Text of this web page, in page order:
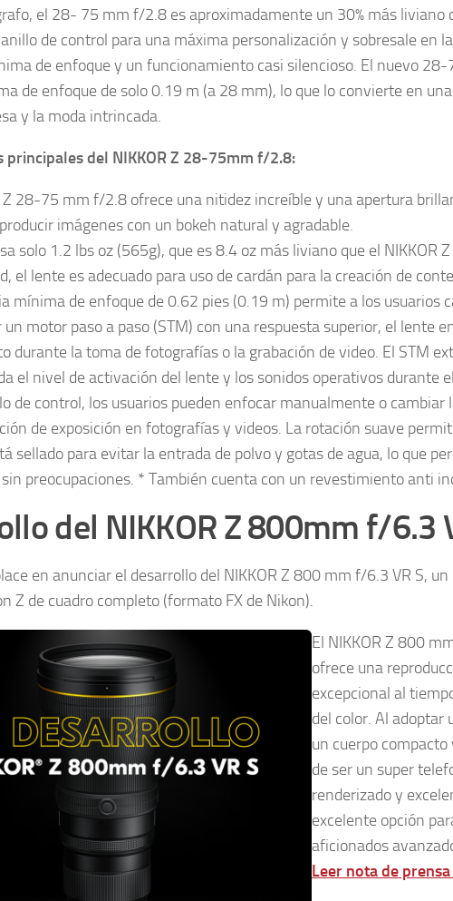
el 28- 75 mm f/2.8 es aproximadamente un 30% más liviano
de control para una máxima personalización y sobresale en
de enfoque y un funcionamiento casi silencioso. El nuevo
de enfoque de solo 0.19 m (a 28 mm), lo que lo convierte en
y la moda intrincada.
principales del NIKKOR Z 28-75mm f/2.8:
Z 28-75 mm f/2.8 ofrece una nitidez increíble y una apertura
imágenes con un bokeh natural y agradable.
solo 1.2 lbs oz (565g), que es 8.4 oz más liviano que el
el lente es adecuado para uso de cardán para la creación de
mínima de enfoque de 0.62 pies (0.19 m) permite a los usuarios
motor paso a paso (STM) con una respuesta superior, el lente
durante la toma de fotografías o la grabación de video. El STM
el nivel de activación del lente y los sonidos operativos durante
de control, los usuarios pueden enfocar manualmente o cambiar
de exposición en fotografías y videos. La rotación suave
sellado para evitar la entrada de polvo y gotas de agua, lo que
preocupaciones. * También cuenta con un revestimiento anti
del NIKKOR Z 800mm f/6.3
en anunciar el desarrollo del NIKKOR Z 800 mm f/6.3 VR S,
Z de cuadro completo (formato FX de Nikon).
El NIKKOR Z 800
ofrece una
excepcional al
del color. Al adoptar
un cuerpo
de ser un super
renderizado y
excelente opción
aficionados
Leer nota de prensa